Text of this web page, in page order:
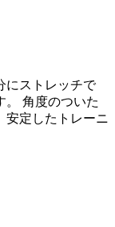
にストレッチで
。 角度のついた
安定したトレーニ